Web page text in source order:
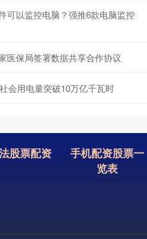
可以监控电脑？强推6款电脑监控
医保局签署数据共享合作协议
会用电量突破10万亿千瓦时
股票配资
手机配资股票一
览表